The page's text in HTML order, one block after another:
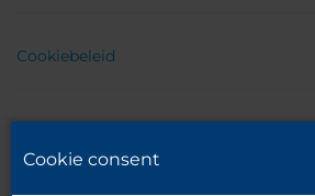
Cookiebeleid
Cookie consent